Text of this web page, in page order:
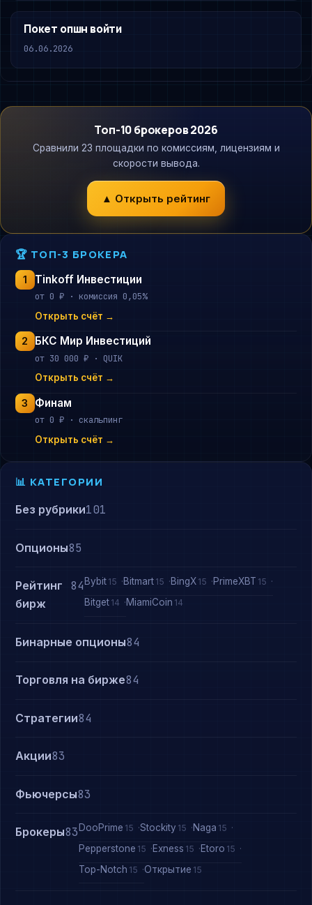
Покет опшн войти
06.06.2026
Топ-10 брокеров 2026
Сравнили 23 площадки по комиссиям, лицензиям и
скорости вывода.
▲ Открыть рейтинг
🏆 ТОП-3 БРОКЕРА
1 Tinkoff Инвестиции
от 0 ₽ · комиссия 0,05%
Открыть счёт →
2 БКС Мир Инвестиций
от 30 000 ₽ · QUIK
Открыть счёт →
3 Финам
от 0 ₽ · скальпинг
Открыть счёт →
📊 КАТЕГОРИИ
Без рубрики101
Опционы85
Рейтинг
бирж
84 Bybit 15 Bitmart 15 BingX 15 PrimeXBT 15
Bitget 14 MiamiCoin 14
Бинарные опционы84
Торговля на бирже84
Стратегии84
Акции83
Фьючерсы83
Брокеры83 DooPrime 15 Stockity 15 Naga 15
Pepperstone 15 Exness 15 Etoro 15
Top-Notch 15 Открытие 15